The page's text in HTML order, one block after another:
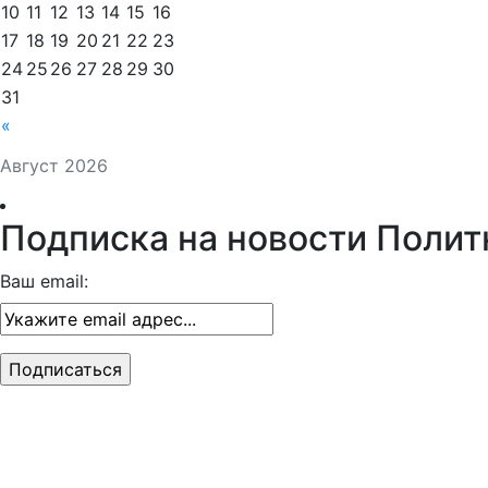
Август 2026
«
10 11 12 13 14 15 16
17 18 19 20 21 22 23
24 25 26 27 28 29 30
31
Подписка на новости
Ваш email: